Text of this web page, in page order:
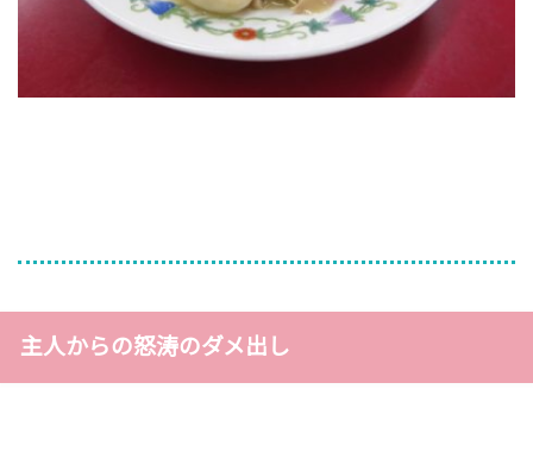
主人からの怒涛のダメ出し